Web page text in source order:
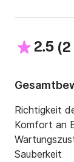
2.5 (
Richtigkeit
Komfort an
Sauberkeit